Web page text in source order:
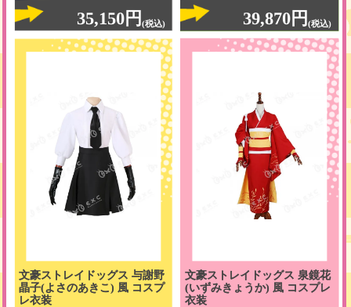
35,150円(税込) 39,870円(税込)
文豪ストレイドッグス 与謝野
晶子(よさのあきこ) 風 コスプ
レ衣装
文豪ストレイドッグス 泉鏡花
(いずみきょうか) 風 コスプレ
衣装